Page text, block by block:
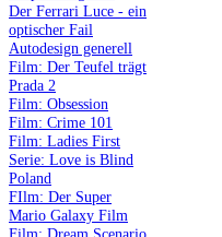
Der Ferrari Luce - ein
optischer Fail
Autodesign generell
Film: Der Teufel trägt
Prada 2
Film: Obsession
Film: Crime 101
Film: Ladies First
Serie: Love is Blind
Poland
FIlm: Der Super
Mario Galaxy Film